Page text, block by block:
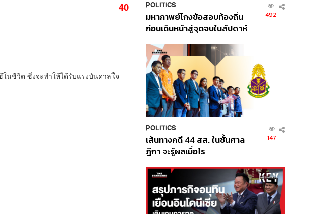
40
ในชีวิต ซึ่งจะทำให้ได้รับแรงบันดาลใจ
POLITICS
มหากาพย์โกงข้อสอบท้องถิ่น
ก่อนเดินหน้าสู่จุดจบในสัปดาห์
492
POLITICS
เส้นทางคดี 44 สส. ในชั้นศาล
ฎีกา จะรู้ผลเมื่อไร
147